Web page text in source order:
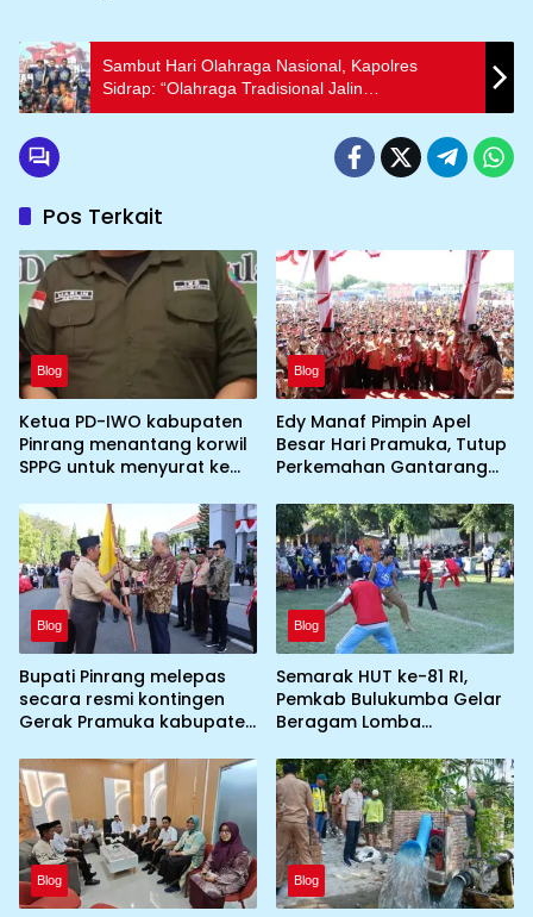
Sambut Hari Olahraga Nasional, Kapolres
Sidrap: “Olahraga Tradisional Jalin
Persaudaraan dan Sportivitas”
Pos Terkait
Blog
Ketua PD-IWO kabupaten
Pinrang menantang korwil
SPPG untuk menyurat ke
yang tidak memenuhi
syarat standar dan
persyaratan teknis
Blog
Edy Manaf Pimpin Apel
Besar Hari Pramuka, Tutup
Perkemahan Gantarang
Jamnas XII 2026
Blog
Bupati Pinrang melepas
secara resmi kontingen
Gerak Pramuka kabupaten
Nasional ke XII kebumi
perkemahan Cibubur
Blog
Semarak HUT ke-81 RI,
Pemkab Bulukumba Gelar
Beragam Lomba
Olahraga
Blog Blog